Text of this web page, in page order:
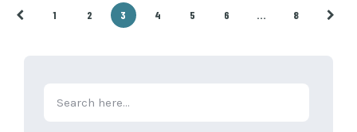
Pagination
publications
1 2 3 4 5 6 … 8